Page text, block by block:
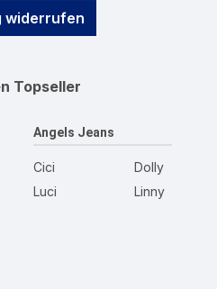
widerrufen
Topseller
Angels Jeans
Cici
Luci
Dolly
Linny